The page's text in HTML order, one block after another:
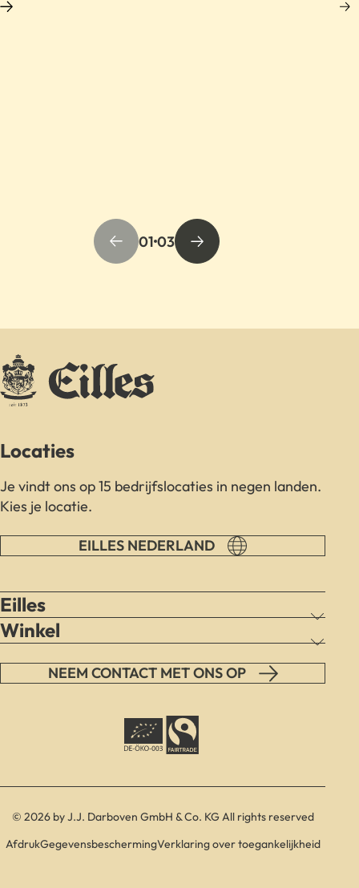
0103
Locaties
Je vindt ons op 15 bedrijfslocaties in negen landen.
Kies je locatie.
EILLES NEDERLAND
Eilles
Winkel
NEEM CONTACT MET ONS OP
© 2026 by J.J. Darboven GmbH & Co. KG All rights reserved
AfdrukGegevensbeschermingVerklaring over toegankelijkheid